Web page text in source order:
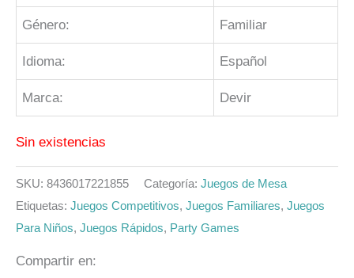
Género: Familiar
Idioma: Español
Marca: Devir
Sin existencias
SKU: 8436017221855 Categoría: Juegos de Mesa
Etiquetas: Juegos Competitivos, Juegos Familiares, Juegos
Para Niños, Juegos Rápidos, Party Games
Compartir en: